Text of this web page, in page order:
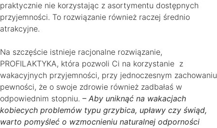
praktycznie nie korzystając z asortymentu dostępnych
przyjemności. To rozwiązanie również raczej średnio
atrakcyjne.
Na szczęście istnieje racjonalne rozwiązanie,
PROFILAKTYKA, która pozwoli Ci na korzystanie z
wakacyjnych przyjemności, przy jednoczesnym zachowaniu
pewności, że o swoje zdrowie również zadbałaś w
odpowiednim stopniu. – Aby uniknąć na wakacjach
kobiecych problemów typu grzybica, upławy czy świąd,
warto pomyśleć o wzmocnieniu naturalnej odporności